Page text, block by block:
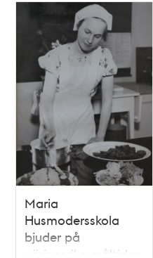
Maria
Husmodersskola
bjuder på
näringsrika måltider